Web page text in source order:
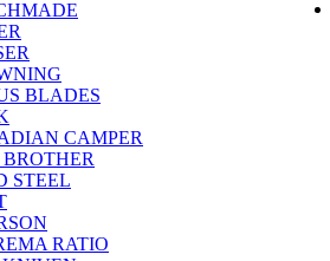
BLADES
CAMPER
STEEL
RATIO